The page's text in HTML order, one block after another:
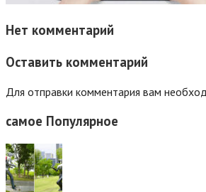
Нет комментарий
Оставить комментарий
Для отправки комментария вам
самое Популярное